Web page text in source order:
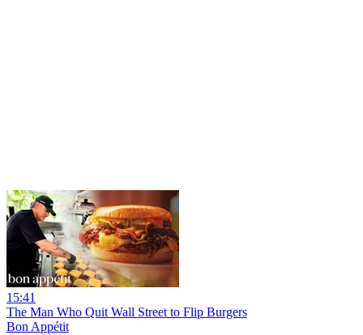
15:41
The Man Who Quit Wall Street to Flip Burgers
Bon Appétit